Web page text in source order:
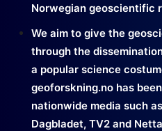
Norwegian geoscientific
We aim to give the
through the
a popular science
geoforskning.no has
nationwide media such
Dagbladet, TV2 and